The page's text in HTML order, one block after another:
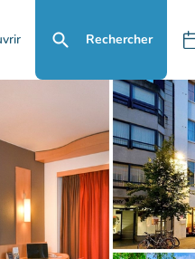
Rechercher